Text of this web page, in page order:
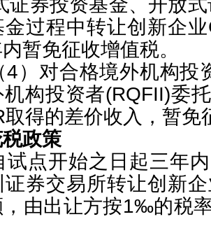
证券投资基金、开放
金过程中转让创新企
暂免征收增值税。
对合格境外机构投
构投资者(RQFII)委
取得的差价收入，暂免
政策
开始之日起三年内
证券交易所转让创新
，由出让方按1‰的税